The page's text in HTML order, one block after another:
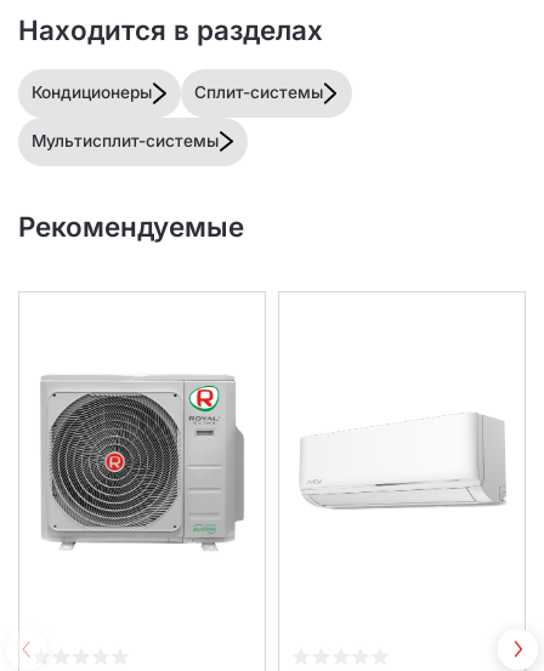
Находится в разделах
Кондиционеры Сплит-системы
Мультисплит-системы
Рекомендуемые